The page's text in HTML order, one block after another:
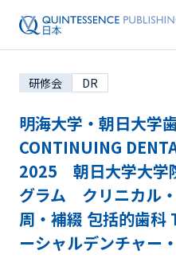
学
研修会 DR
明海大学・朝日大学
CONTINUING
2025 朝日大学大学
グラム クリニカル
周・補綴 包括的歯
ーシャルデンチャー